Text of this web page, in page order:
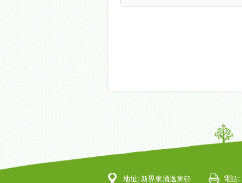
地址: 新界東涌逸東邨 電話